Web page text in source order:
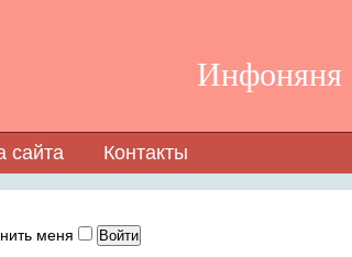
Инфоняня
сайта Контакты
меня